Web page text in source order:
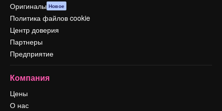
Оригиналы Новое
Политика файлов cookie
Центр доверия
Партнеры
Предприятие
Компания
Цены
О нас